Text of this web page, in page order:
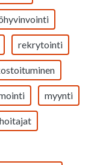
rekrytointi
myynti